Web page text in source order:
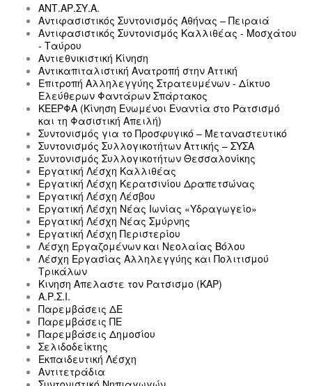
ΑΝΤ.ΑΡ.ΣΥ.Α.
Αντιφασιστικός Συντονισμός Αθήνας – Πειραιά
Αντιφασιστικός Συντονισμός Καλλιθέας - Μοσχάτου
- Ταύρου
Αντιεθνικιστική Κίνηση
Αντικαπιταλιστική Ανατροπή στην Αττική
Επιτροπή Αλληλεγγύης Στρατευμένων - Δίκτυο
Ελεύθερων Φαντάρων Σπάρτακος
ΚΕΕΡΦΑ (Κίνηση Ενωμένοι Εναντία στο Ρατσισμό
και τη Φασιστική Απειλή)
Συντονισμός για το Προσφυγικό – Μεταναστευτικό
Συντονισμός Συλλογικοτήτων Αττικής – ΣΥΣΑ
Συντονισμός Συλλογικοτήτων Θεσσαλονίκης
Εργατική Λέσχη Καλλιθέας
Εργατική Λέσχη Κερατσινίου Δραπετσώνας
Εργατική Λέσχη Λέσβου
Εργατική Λέσχη Νέας Ιωνίας «Υδραγωγείο»
Εργατική Λέσχη Νέας Σμύρνης
Εργατική Λέσχη Περιστερίου
Λέσχη Εργαζομένων και Νεολαίας Βόλου
Λέσχη Εργασίας Αλληλεγγύης και Πολιτισμού
Τρικάλων
Κινηση Απελαστε τον Ρατσισμο (ΚΑΡ)
Α.Ρ.Σ.Ι.
Παρεμβάσεις ΔΕ
Παρεμβάσεις ΠΕ
Παρεμβάσεις Δημοσίου
Σελιδοδείκτης
Εκπαιδευτική Λέσχη
Αντιτετράδια